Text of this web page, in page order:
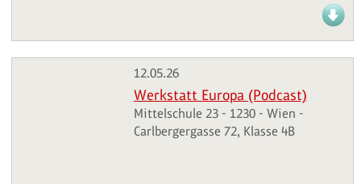
12.05.26
Werkstatt Europa (Podcast)
Mittelschule 23 - 1230 - Wien -
Carlbergergasse 72, Klasse 4B